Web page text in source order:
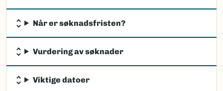
Når er søknadsfristen?
Vurdering av søknader
Viktige datoer